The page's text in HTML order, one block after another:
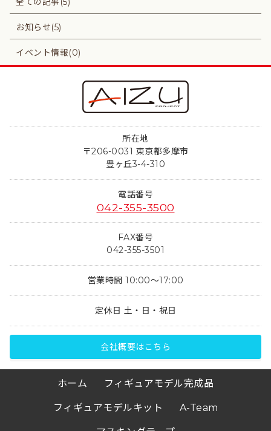
お知らせ(5)
イベント情報(0)
所在地
〒206-0031 東京都多摩市
豊ヶ丘3-4-310
電話番号
042-355-3500
FAX番号
042-355-3501
営業時間 10:00～17:00
定休日 土・日・祝日
会社概要はこちら
ホーム フィギュアモデル完成品
フィギュアモデルキット A-Team